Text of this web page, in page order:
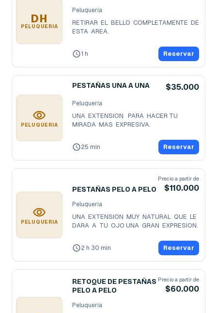
DH
PELUQUERIA
Peluqueria
RETIRAR  EL  BELLO  COMPLETAMENTE  DE
ESTA  AREA.
1 h Reservar
PELUQUERIA
PESTAÑAS UNA A UNA $35.000
Peluqueria
UNA  EXTENSION   PARA  HACER TU
MIRADA  MAS  EXPRESIVA.
25 min Reservar
PELUQUERIA
PESTAÑAS PELO A PELO
Precio a partir de
$110.000
Peluqueria
UNA  EXTENSION  MUY  NATURAL  QUE  LE
DARA  A  TU  OJO UNA  GRAN  EXPRESION.
2 h 30 min Reservar
RETOQUE DE PESTAÑAS
PELO A PELO
Precio a partir de
$60.000
Peluqueria